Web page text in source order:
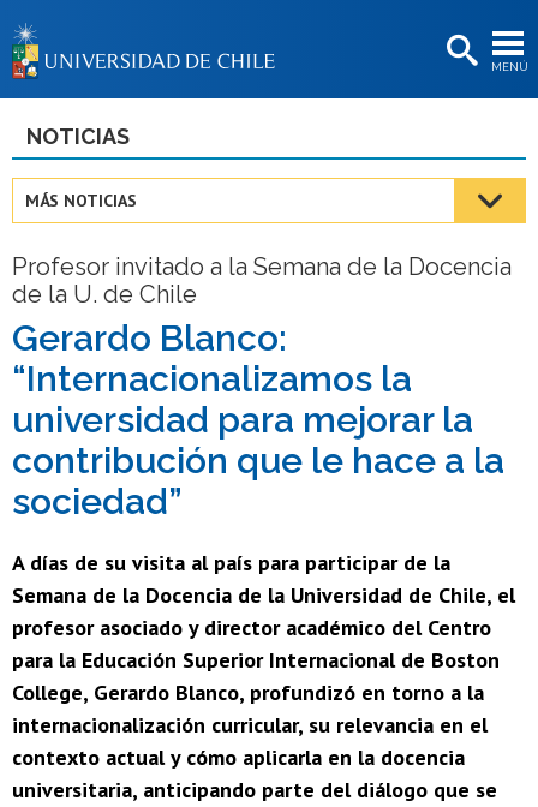
MENÚ
BIBLIOTECAS
Estudiantes
Académicas/os
Egresadas/os
NOTICIAS
MÁS NOTICIAS
Profesor invitado a la Semana de la Docencia
de la U. de Chile
Gerardo Blanco:
“Internacionalizamos la
universidad para mejorar la
contribución que le hace a la
sociedad”
A días de su visita al país para participar de la
Semana de la Docencia de la Universidad de Chile, el
profesor asociado y director académico del Centro
para la Educación Superior Internacional de Boston
College, Gerardo Blanco, profundizó en torno a la
internacionalización curricular, su relevancia en el
contexto actual y cómo aplicarla en la docencia
universitaria, anticipando parte del diálogo que se